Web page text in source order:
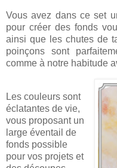
Vous avez dans ce set
pour créer des fonds
ainsi que les chutes de
poinçons sont
comme à notre habitude
Les couleurs sont
éclatantes de vie,
vous proposant un
large éventail de
fonds possible
pour vos projets et